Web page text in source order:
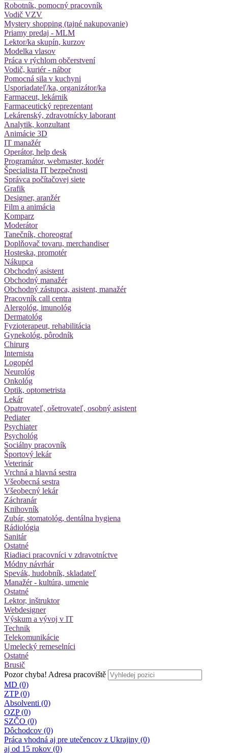
Robotník, pomocný pracovník
Vodič VZV
Mystery shopping (tajné nakupovanie)
Priamy predaj - MLM
Lektor/ka skupín, kurzov
Modelka vlasov
Práca v rýchlom občerstvení
Vodič, kuriér - nábor
Pomocná sila v kuchyni
Usporiadateľ/ka, organizátor/ka
Farmaceut, lekárnik
Farmaceutický reprezentant
Lekárenský, zdravotnícky laborant
Analytik, konzultant
Animácie 3D
IT manažér
Operátor, help desk
Programátor, webmaster, kodér
Špecialista IT bezpečnosti
Správca počítačovej siete
Grafik
Designer, aranžér
Film a animácia
Komparz
Moderátor
Tanečník, choreograf
Doplňovač tovaru, merchandiser
Hosteska, promotér
Nákupca
Obchodný asistent
Obchodný manažér
Obchodný zástupca, asistent, manažér
Pracovník call centra
Alergológ, imunológ
Dermatológ
Fyzioterapeut, rehabilitácia
Gynekológ, pôrodník
Chirurg
Internista
Logopéd
Neurológ
Onkológ
Optik, optometrista
Lekár
Opatrovateľ, ošetrovateľ, osobný asistent
Pediater
Psychiater
Psychológ
Sociálny pracovník
Športový lekár
Veterinár
Vrchná a hlavná sestra
Všeobecná sestra
Všeobecný lekár
Záchranár
Knihovník
Zubár, stomatológ, dentálna hygiena
Rádiológia
Sanitár
Ostatné
Riadiaci pracovníci v zdravotníctve
Módny návrhár
Spevák, hudobník, skladateľ
Manažér - kultúra, umenie
Ostatné
Lektor, inštruktor
Webdesigner
Výskum a vývoj v IT
Technik
Telekomunikácie
Umelecký remeselníci
Ostatné
Brusič
Pozor chyba! Adresa pracoviště
MD (0)
ZTP (0)
Absolventi (0)
OZP (0)
SZČO (0)
Dôchodcov (0)
Práca vhodná aj pre utečencov z Ukrajiny (0)
aj od 15 rokov (0)